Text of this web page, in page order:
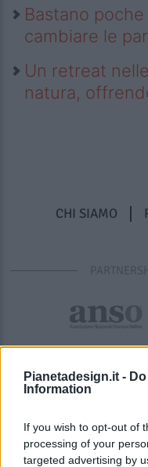
Pianetadesign.it -
Information
If you wish to opt-out of
processing of your
targeted advertising by
Bastano
cambiare le
Un retreat
natura,
CHI SIAMO